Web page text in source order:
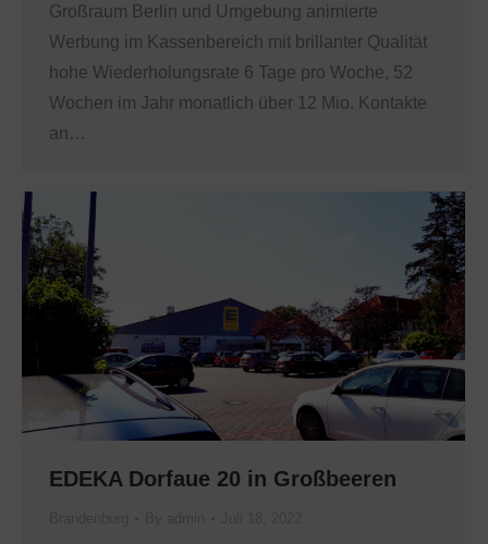
Großraum Berlin und Umgebung animierte
Werbung im Kassenbereich mit brillanter Qualität
hohe Wiederholungsrate 6 Tage pro Woche, 52
Wochen im Jahr monatlich über 12 Mio. Kontakte
an…
EDEKA Dorfaue 20 in Großbeeren